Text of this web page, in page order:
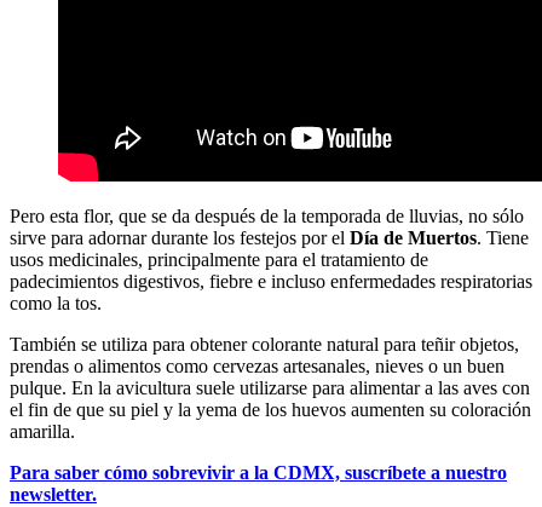
Pero esta flor, que se da después de la temporada de lluvias, no sólo
sirve para adornar durante los festejos por el Día de Muertos. Tiene
usos medicinales, principalmente para el tratamiento de
padecimientos digestivos, fiebre e incluso enfermedades respiratorias
como la tos.
También se utiliza para obtener colorante natural para teñir objetos,
prendas o alimentos como cervezas artesanales, nieves o un buen
pulque. En la avicultura suele utilizarse para alimentar a las aves con
el fin de que su piel y la yema de los huevos aumenten su coloración
amarilla.
Para saber cómo sobrevivir a la CDMX, suscríbete a nuestro
newsletter.